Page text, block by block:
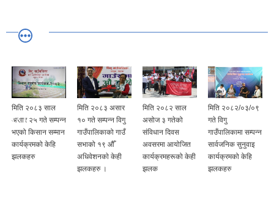
मिति २०८३ साल
असार २५ गते सम्पन्न
भएको किसान सम्मान
कार्यक्रमको केहि
झलकहरु
मिति २०८३ असार
१० गते सम्पन्न विगु
गाउँपालिकाको गाउँ
सभाको १९ औँ
अधिवेशनकाे केही
झलकहरु ।
मिति २०८२ साल
असोज ३ गतेको
संविधान दिवस
अवसरमा आयोजित
कार्यक्रमहरूको केही
झलक
मिति २०८२/०३/०९
गते विगु
गाउँपालिकामा सम्पन्न
सार्वजनिक सुनुवाइ
कार्यक्रमको केहि
झलकहरु